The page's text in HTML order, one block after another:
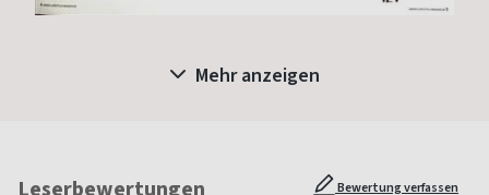
Mehr anzeigen
Leserbewertungen Bewertung verfassen